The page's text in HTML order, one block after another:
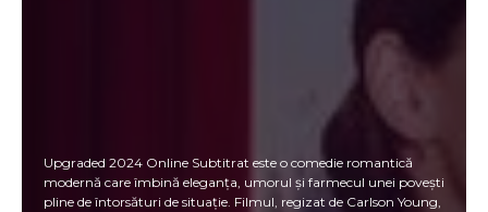
Upgraded 2024 Online Subtitrat este o comedie romantică
modernă care îmbină eleganța, umorul și farmecul unei povești
pline de întorsături de situație. Filmul, regizat de Carlson Young,